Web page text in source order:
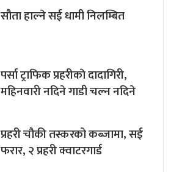
सौता हाल्ने सई धामी निलम्बित
पर्सा ट्राफिक प्रहरीकाे दादागिरी,
महिनवारी नदिने गाडी चल्न नदिने
प्रहरी चौकी तस्करको कब्जामा, सई
फरार, २ प्रहरी क्वाटरगार्ड